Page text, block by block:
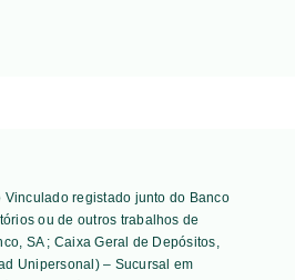
registado junto do Banco
ou de outros trabalhos de
SA ; Caixa Geral de Depósitos,
Unipersonal) – Sucursal em